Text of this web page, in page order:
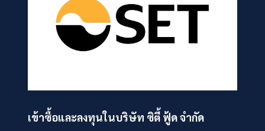
เข้าซื้อและลงทุนในบริษัท ซิตี้ ฟู้ด จำกัด